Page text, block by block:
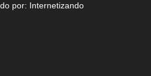
por: Internetizando